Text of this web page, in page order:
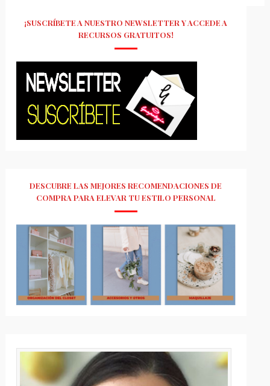
¡SUSCRÍBETE A NUESTRO NEWSLETTER Y ACCEDE A
RECURSOS GRATUITOS!
DESCUBRE LAS MEJORES RECOMENDACIONES DE
COMPRA PARA ELEVAR TU ESTILO PERSONAL